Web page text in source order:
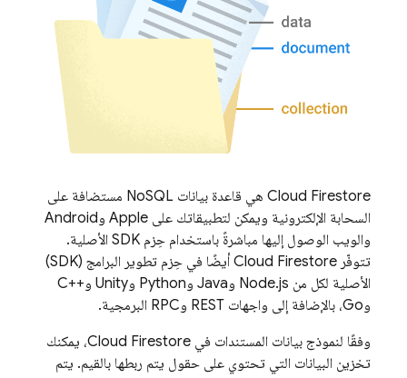
Cloud Firestore
هي قاعدة بيانات NoSQL مستضافة على
السحابة الإلكترونية ويمكن لتطبيقاتك على Apple وAndroid
والويب الوصول إليها مباشرةً باستخدام حِزم SDK الأصلية.
تتوفّر Cloud Firestore
أيضًا في حِزم تطوير البرامج (SDK)
الأصلية لكل من Node.js وJava وPython وUnity وC++‎
وGo، بالإضافة إلى واجهات REST وRPC البرمجية.
وفقًا لنموذج بيانات المستندات في Cloud Firestore، يمكنك
تخزين البيانات التي تحتوي على حقول يتم ربطها بالقيم. يتم